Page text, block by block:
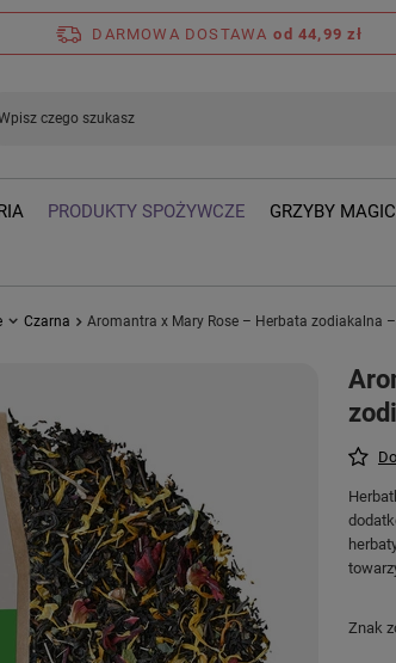
DARMOWA DOSTAWA od 44,99 zł
PRODUKTY SPOŻYWCZE GRZYBY
Czarna Aromantra x Mary Rose – Herbata zodiakalna
Znak